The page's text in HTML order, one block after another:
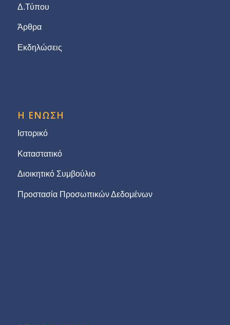
Δ.Τύπου
Άρθρα
Εκδηλώσεις
Η ΕΝΩΣΗ
Ιστορικό
Καταστατικό
Διοικητικό Συμβούλιο
Προστασία Προσωπικών Δεδομένων